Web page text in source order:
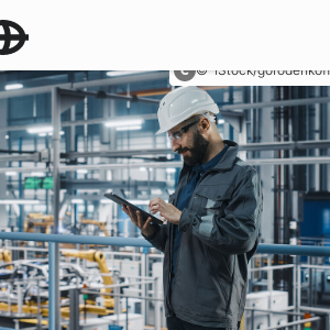
iStock/gorodenkoff